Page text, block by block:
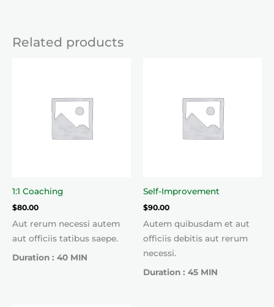
Related products
1:1 Coaching
$80.00
Aut rerum necessi autem
aut officiis tatibus saepe.
Duration : 40 MIN
Self-Improvement
$90.00
Autem quibusdam et aut
officiis debitis aut rerum
necessi.
Duration : 45 MIN